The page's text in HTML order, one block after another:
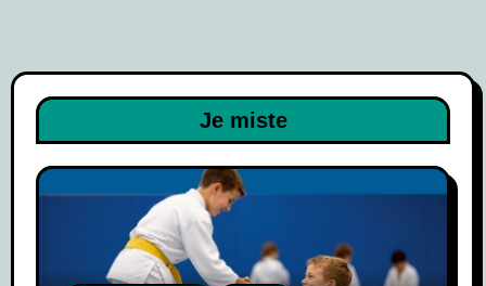
Je miste